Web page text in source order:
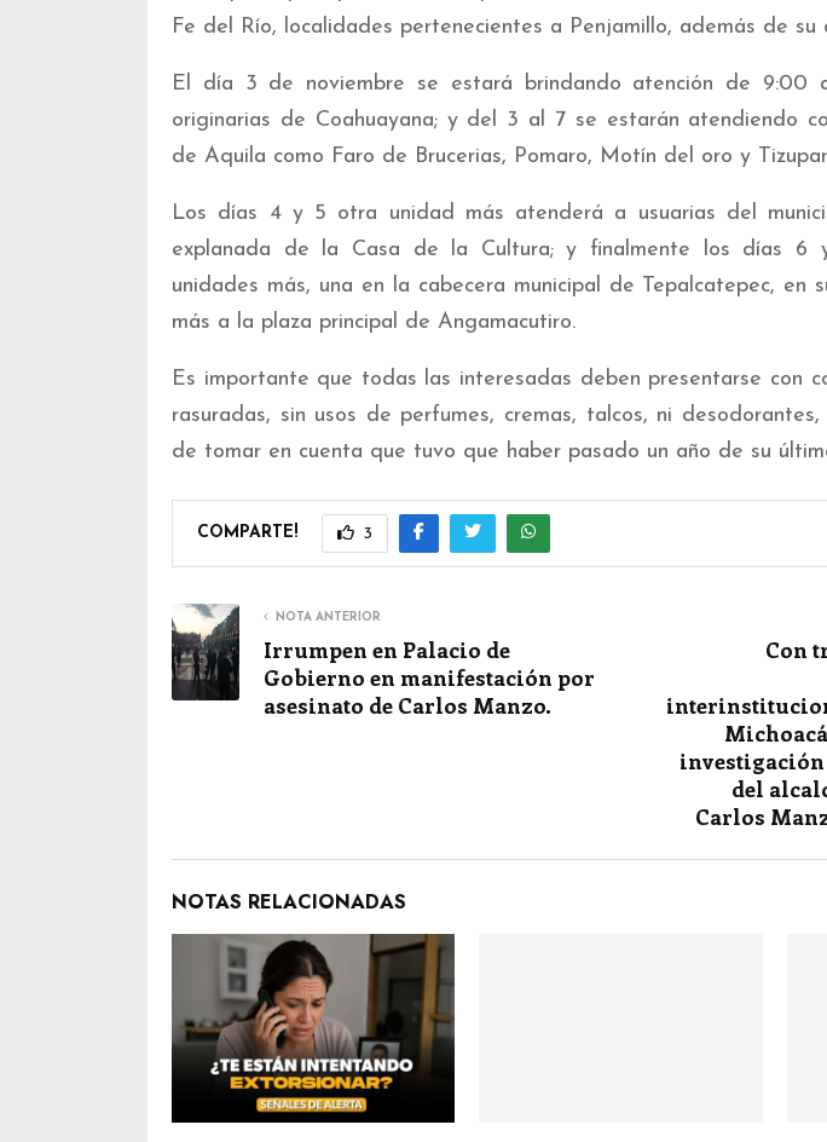
Fe del Río, localidades pertenecientes a Penjamillo, además de su
El día 3 de noviembre se estará brindando atención de 9:00
originarias de Coahuayana; y del 3 al 7 se estarán atendiendo
de Aquila como Faro de Brucerias, Pomaro, Motín del oro y
Los días 4 y 5 otra unidad más atenderá a usuarias del
explanada de la Casa de la Cultura; y finalmente los días 6
unidades más, una en la cabecera municipal de Tepalcatepec, en
más a la plaza principal de Angamacutiro.
Es importante que todas las interesadas deben presentarse con
rasuradas, sin usos de perfumes, cremas, talcos, ni
de tomar en cuenta que tuvo que haber pasado un año de su
COMPARTE! 3
NOTA ANTERIOR
Irrumpen en Palacio de
Gobierno en manifestación por
asesinato de Carlos Manzo.
Con
del
Carlos
NOTAS RELACIONADAS